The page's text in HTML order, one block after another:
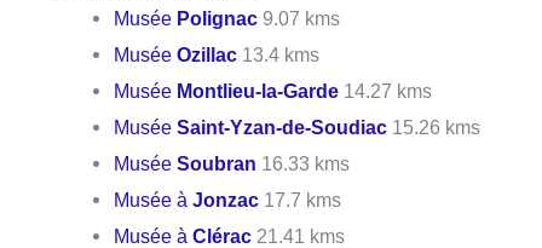
Musée Polignac 9.07 kms
MuséeOzillac 13.4 kms
Musée Montlieu-la-Garde 14.27 kms
MuséeSaint-Yzan-de-Soudiac 15.26 kms
MuséeSoubran 16.33 kms
Musée àJonzac 17.7 kms
Musée àClérac 21.41 kms